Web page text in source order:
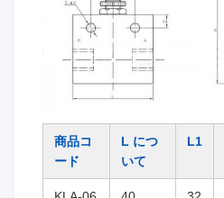
商品コ
ード
L につ
いて
L1